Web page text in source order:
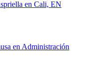
en Cali, EN
en Administración